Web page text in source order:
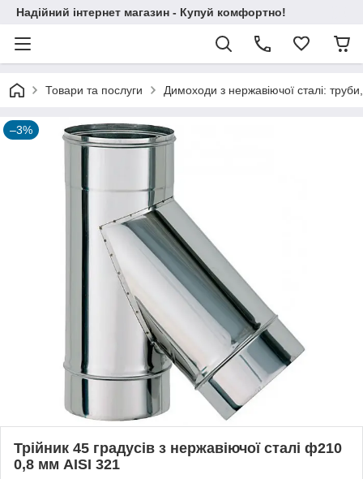
Надійний інтернет магазин - Купуй комфортно!
Товари та послуги Димоходи з нержавіючої сталі:
–3%
Трійник 45 градусів з нержавіючої сталі ф210
0,8 мм AISI 321